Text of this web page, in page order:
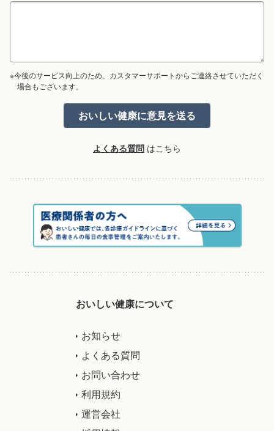
※今後のサービス向上のため、カスタマーサポートからご連絡させていただく
場合もございます。
よくある質問 はこちら
おいしい健康について
お知らせ
よくある質問
お問い合わせ
利用規約
運営会社